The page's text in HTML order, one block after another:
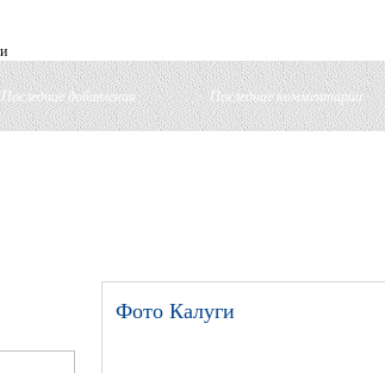
Последние добавления Последние комментарии
Фото Калуги